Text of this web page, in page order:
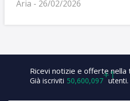
Aria - 26/02/2026
Ricevi notizie e offerte nella
Già iscriviti 50,600,098 utenti.